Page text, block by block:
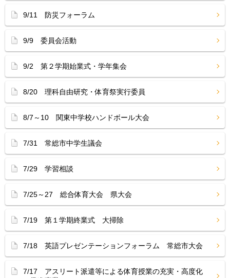
9/11 防災フォーラム
9/9 委員会活動
9/2 第２学期始業式・学年集会
8/20 理科自由研究・体育祭実行委員
8/7～10 関東中学校ハンドボール大会
7/31 常総市中学生議会
7/29 学習相談
7/25～27 総合体育大会 県大会
7/19 第１学期終業式 大掃除
7/18 英語プレゼンテーションフォーラム 常総市大会
7/17 アスリート派遣等による体育授業の充実・高度化